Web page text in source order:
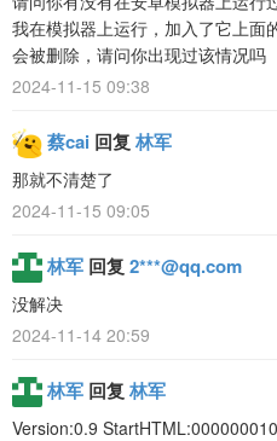
我在模拟器上运行，加入了它上面
会被删除，请问你出现过该情况吗
2024-11-15 09:38
蔡cai 回复 林军
那就不清楚了
2024-11-15 09:05
林军 回复 2***@qq.com
没解决
2024-11-14 20:59
林军 回复 林军
Version:0.9